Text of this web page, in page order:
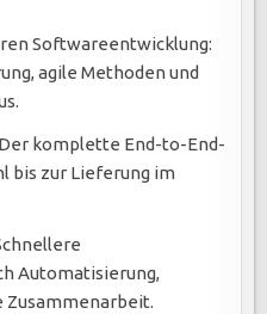
Softwareentwicklung:
agile Methoden und
komplette End-to-End-
bis zur Lieferung im
Automatisierung,
Zusammenarbeit.